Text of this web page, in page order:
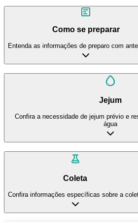
Como se preparar
Entenda as informações de preparo com
Jejum
Confira a necessidade de jejum prévio e
água
Coleta
Confira informações específicas sobre a